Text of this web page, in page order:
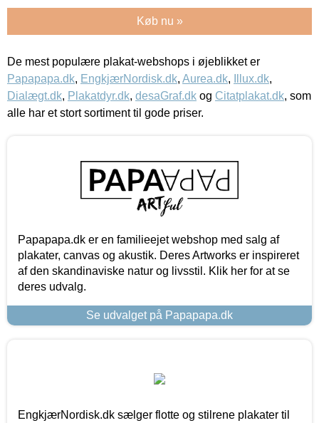
Køb nu »
De mest populære plakat-webshops i øjeblikket er
Papapapa.dk, EngkjærNordisk.dk, Aurea.dk, Illux.dk,
Dialægt.dk, Plakatdyr.dk, desaGraf.dk og Citatplakat.dk, som
alle har et stort sortiment til gode priser.
Papapapa.dk er en familieejet webshop med salg af
plakater, canvas og akustik. Deres Artworks er inspireret
af den skandinaviske natur og livsstil. Klik her for at se
deres udvalg.
Se udvalget på Papapapa.dk
EngkjærNordisk.dk sælger flotte og stilrene plakater til